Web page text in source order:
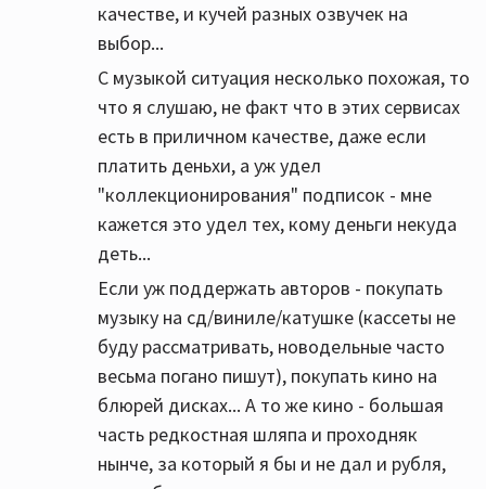
качестве, и кучей разных озвучек на
выбор...
С музыкой ситуация несколько похожая, то
что я слушаю, не факт что в этих сервисах
есть в приличном качестве, даже если
платить деньхи, а уж удел
"коллекционирования" подписок - мне
кажется это удел тех, кому деньги некуда
деть...
Если уж поддержать авторов - покупать
музыку на сд/виниле/катушке (кассеты не
буду рассматривать, новодельные часто
весьма погано пишут), покупать кино на
блюрей дисках... А то же кино - большая
часть редкостная шляпа и проходняк
нынче, за который я бы и не дал и рубля,